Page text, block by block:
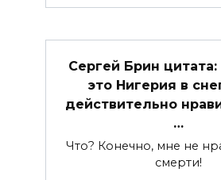
Сергей Брин
это Нигерия в
действительно
…
Что? Конечно, мне не
смерти!